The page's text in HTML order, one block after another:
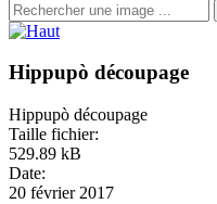
Hippupò découpage
Hippupò découpage
Taille fichier:
529.89 kB
Date:
20 février 2017